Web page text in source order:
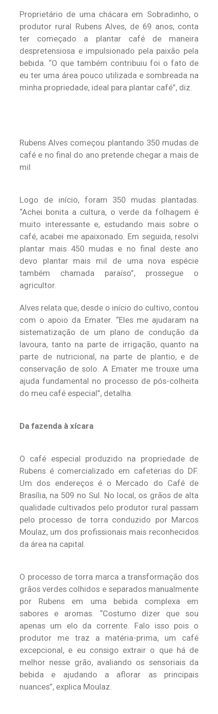
Proprietário de uma chácara em Sobradinho, o
produtor rural Rubens Alves, de 69 anos, conta
ter começado a plantar café de maneira
despretensiosa e impulsionado pela paixão pela
bebida. “O que também contribuiu foi o fato de
eu ter uma área pouco utilizada e sombreada na
minha propriedade, ideal para plantar café”, diz.
Rubens Alves começou plantando 350 mudas de
café e no final do ano pretende chegar a mais de
mil
Logo de início, foram 350 mudas plantadas.
“Achei bonita a cultura, o verde da folhagem é
muito interessante e, estudando mais sobre o
café, acabei me apaixonado. Em seguida, resolvi
plantar mais 450 mudas e no final deste ano
devo plantar mais mil de uma nova espécie
também chamada paraíso”, prossegue o
agricultor.
Alves relata que, desde o início do cultivo, contou
com o apoio da Emater. “Eles me ajudaram na
sistematização de um plano de condução da
lavoura, tanto na parte de irrigação, quanto na
parte de nutricional, na parte de plantio, e de
conservação de solo. A Emater me trouxe uma
ajuda fundamental no processo de pós-colheita
do meu café especial”, detalha.
Da fazenda à xícara
O café especial produzido na propriedade de
Rubens é comercializado em cafeterias do DF.
Um dos endereços é o Mercado do Café de
Brasília, na 509 no Sul. No local, os grãos de alta
qualidade cultivados pelo produtor rural passam
pelo processo de torra conduzido por Marcos
Moulaz, um dos profissionais mais reconhecidos
da área na capital.
O processo de torra marca a transformação dos
grãos verdes colhidos e separados manualmente
por Rubens em uma bebida complexa em
sabores e aromas. “Costumo dizer que sou
apenas um elo da corrente. Falo isso pois o
produtor me traz a matéria-prima, um café
excepcional, e eu consigo extrair o que há de
melhor nesse grão, avaliando os sensoriais da
bebida e ajudando a aflorar as principais
nuances”, explica Moulaz.